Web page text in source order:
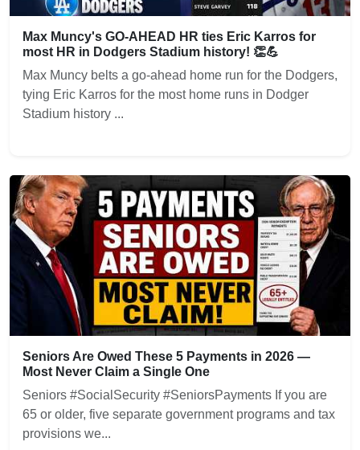
Max Muncy's GO-AHEAD HR ties Eric Karros for
most HR in Dodgers Stadium history! 👏💪
Max Muncy belts a go-ahead home run for the Dodgers,
tying Eric Karros for the most home runs in Dodger
Stadium history ...
Seniors Are Owed These 5 Payments in 2026 —
Most Never Claim a Single One
Seniors #SocialSecurity #SeniorsPayments If you are
65 or older, five separate government programs and tax
provisions we...